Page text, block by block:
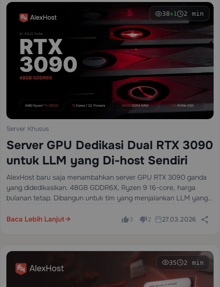
38+1 2 min
Server Khusus
Server GPU Dedikasi Dual RTX 3090
untuk LLM yang Di-host Sendiri
AlexHost baru saja menambahkan server GPU RTX 3090 ganda
yang didedikasikan. 48GB GDDR6X, Ryzen 9 16-core, harga
bulanan tetap. Dibangun untuk tim yang menjalankan LLM yang
inferensi sesekali, tetapi beban kerja yang…
Baca Lebih Lanjut 3 2 27.03.2026
35 2 min